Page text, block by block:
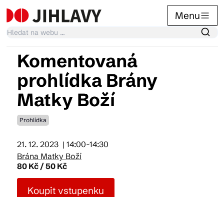
Menu
Kalendář akcí
Tradiční akce
Články
Suvenýry
Komentovaná
prohlídka Brány
Matky Boží
Prohlídka
21. 12. 2023 | 14:00-14:30
Brána Matky Boží
80 Kč / 50 Kč
Koupit vstupenku